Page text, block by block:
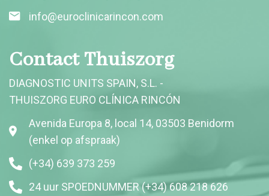
info@euroclinicarincon.com
Contact Thuiszorg
DIAGNOSTIC UNITS SPAIN, S.L. -
THUISZORG EURO CLÍNICA RINCÓN
Avenida Europa 8, local 14, 03503 Benidorm
(enkel op afspraak)
(+34) 639 373 259
24 uur SPOEDNUMMER (+34) 608 218 626